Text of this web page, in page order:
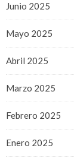
Junio 2025
Mayo 2025
Abril 2025
Marzo 2025
Febrero 2025
Enero 2025